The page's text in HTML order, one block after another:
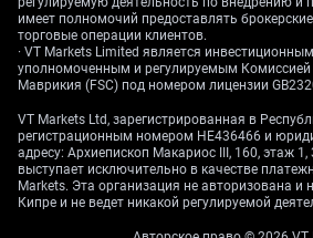
the SPX allows for participation in
limiting potential losses if the rally
weight of high yields and a strong
positions seem premature until
This situation feels similar to past
markets tried to rally into year-end
central bank policy. While the
October jobs report, which showed
имеет полномочий предоставлять
торговые операции клиентов.
· VT Markets Limited является
уполномоченным и регулируемым
Маврикия (FSC) под номером лицензии
VT Markets Ltd, зарегистрированная в
регистрационным номером HE436466 и
адресу: Архиепископ Макариос III, 160, этаж
выступает исключительно в качестве
Markets. Эта организация не авторизована и
Кипре и не ведет никакой регулируемой